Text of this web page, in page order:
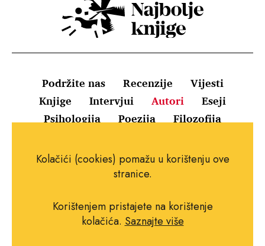
Podržite nas Recenzije
Vijesti
Knjige
Intervjui Autori
Eseji
Psihologija
Poezija Filozofija
Uvjeti korištenja
Pravila o kolačićima
Impressum
Kolačići (cookies) pomažu u korištenju ove
stranice.
Korištenjem pristajete na korištenje
kolačića. Saznajte više